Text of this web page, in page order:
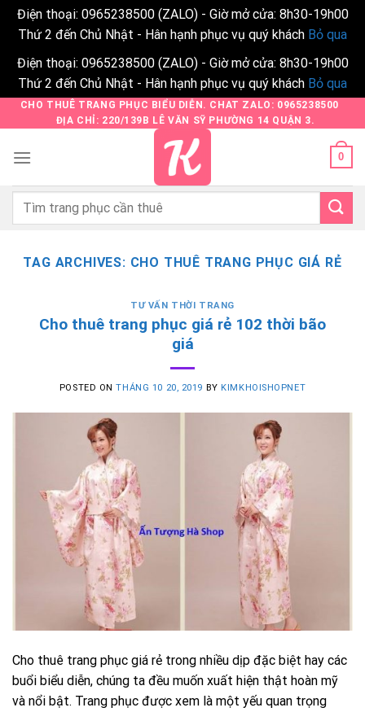
Điện thoại: 0965238500 (ZALO) - Giờ mở cửa: 8h30-19h00
Thứ 2 đến Chủ Nhật - Hân hạnh phục vụ quý khách Bỏ qua
Điện thoại: 0965238500 (ZALO) - Giờ mở cửa: 8h30-19h00
Thứ 2 đến Chủ Nhật - Hân hạnh phục vụ quý khách Bỏ qua
Skip
to
CHO THUÊ TRANG PHỤC BIỂU DIỄN. CHAT ZALO: 0965238500
ĐỊA CHỈ: 220/139B LÊ VĂN SỸ PHƯỜNG 14 QUẬN 3.
0
Tìm
TAG ARCHIVES: CHO THUÊ TRANG PHỤC GIÁ RẺ
TƯ VẤN THỜI TRANG
Cho thuê trang phục giá rẻ 102 thời bão
giá
POSTED ONTHÁNG 10 20, 2019 BY KIMKHOISHOPNET
Cho thuê trang phục giá rẻ trong nhiều dịp đặc biệt hay các
buổi biểu diễn, chúng ta đều muốn xuất hiện thật hoàn mỹ
và nổi bật. Trang phục được xem là một yếu quan trọng